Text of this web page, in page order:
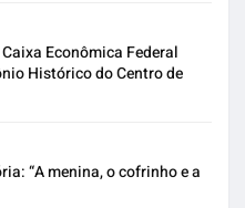
Econômica Federal
Histórico do Centro de
“A menina, o cofrinho e a